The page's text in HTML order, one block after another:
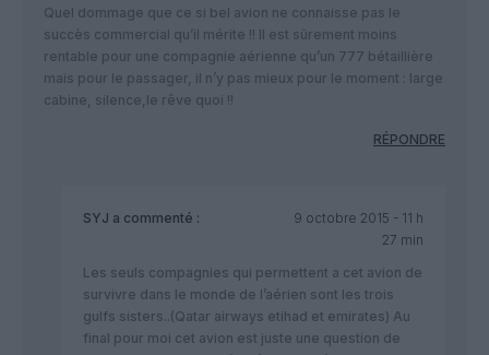
Quel dommage que ce si bel avion ne connaisse pas le
succès commercial qu’il mérite !! Il est sûrement moins
rentable pour une compagnie aérienne qu’un 777 bétaillière
mais pour le passager, il n’y pas mieux pour le moment : large
cabine, silence,le rêve quoi !!
RÉPONDRE
SYJ a commenté :
9 octobre 2015 - 11 h
27 min
Les seuls compagnies qui permettent a cet avion de
survivre dans le monde de l’aérien sont les trois
gulfs sisters..(Qatar airways etihad et emirates) Au
final pour moi cet avion est juste une question de